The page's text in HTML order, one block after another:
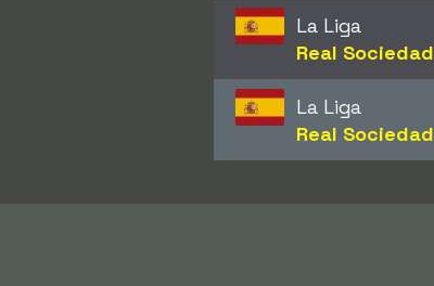
La Liga
Real Sociedad
La Liga
Real Sociedad